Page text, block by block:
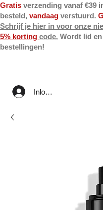
Gratis verzending vanaf €39
besteld, vandaag verstuurd.
Schrijf je hier in voor onze
5% korting code. Wordt lid
bestellingen!
Inloggen